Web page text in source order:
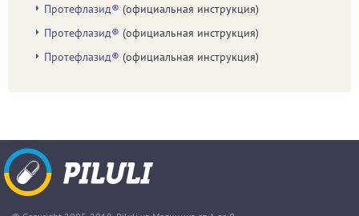
Протефлазид® (официальная инструкция)
Протефлазид® (официальная инструкция)
Протефлазид® (официальная инструкция)